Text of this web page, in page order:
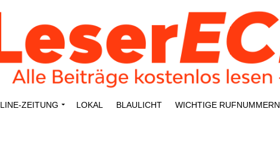
ZEI­­TUNG LOKAL BLAU­LICHT WICH­TI­GE RUFNUMMERN